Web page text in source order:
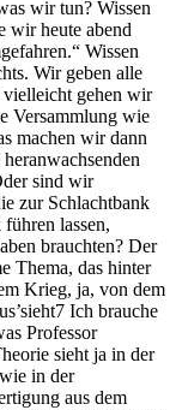
wir tun? Wissen
wir heute abend
Wissen
Wir geben alle
vielleicht gehen wir
Versammlung wie
machen wir dann
sind wir
zur Schlachtbank
lassen,
brauchten? Der
Thema, das hinter
Krieg, ja, von dem
Ich brauche
Professor
sieht ja in der
in der
aus dem